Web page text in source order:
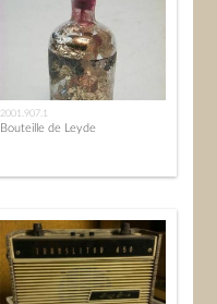
2001.907.1
Bouteille de Leyde